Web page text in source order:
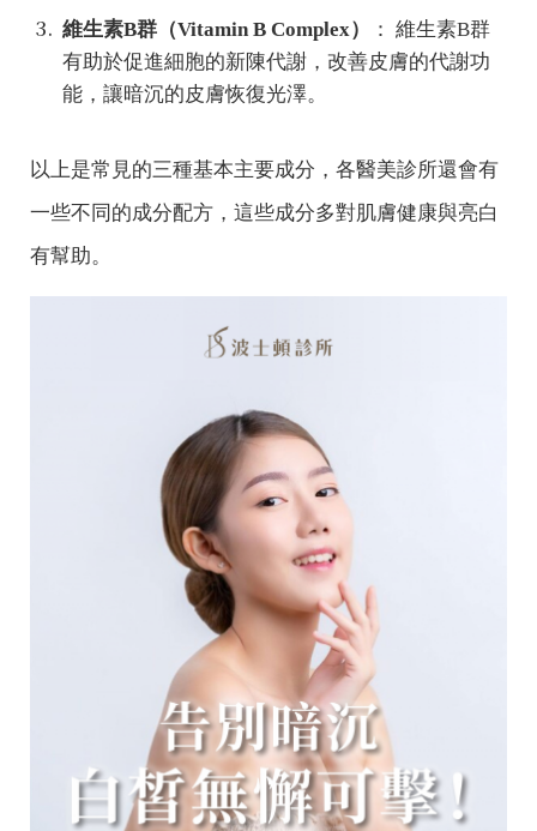
維生素B群（Vitamin B Complex）
： 維生素B群
有助於促進細胞的新陳代謝，改善皮膚的代謝功
能，讓暗沉的皮膚恢復光澤。
以上是常見的三種基本主要成分，各醫美診所還會有
一些不同的成分配方，這些成分多對肌膚健康與亮白
有幫助。